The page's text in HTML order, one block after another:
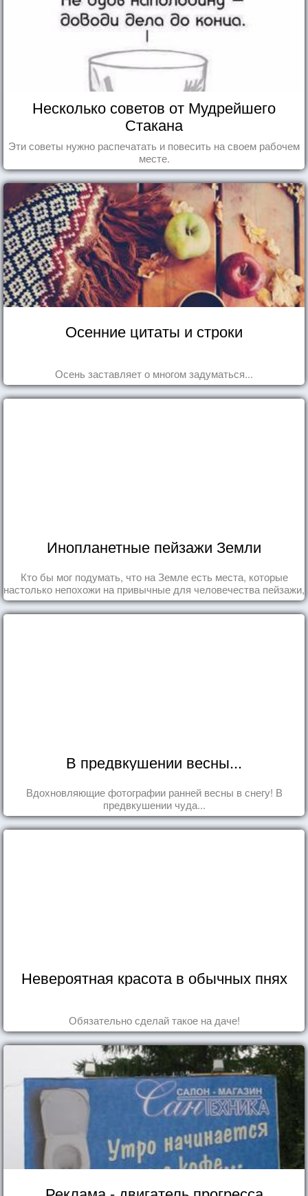
Несколько советов от Мудрейшего
Стакана
Эти советы нужно распечатать и повесить на своем рабочем
месте.
Осенние цитаты и строки
Осень заставляет о многом задуматься...
Инопланетные пейзажи Земли
Кто бы мог подумать, что на Земле есть места, которые
настолько непохожи на привычные для человечества пейзажи,
что кажутся и вовсе инопланетными!
В предвкушении весны...
Вдохновляющие фотографии ранней весны в снегу! В
предвкушении чуда...
Невероятная красота в обычных пнях
Обязательно сделай такое на даче!